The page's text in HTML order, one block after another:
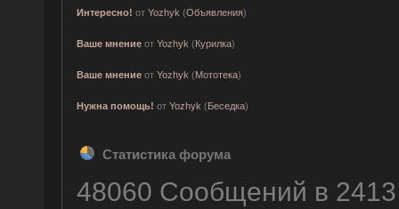
Интересно! от Yozhyk (Объявления)
Ваше мнениеот Yozhyk (Курилка)
Ваше мнениеот Yozhyk (Мототека)
Нужна помощь! от Yozhyk (Беседка)
Статистика форума
48060 Сообщений в